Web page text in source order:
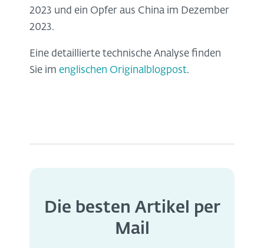
2023 und ein Opfer aus China im Dezember
2023.
Eine detaillierte technische Analyse finden
Sie im englischen Originalblogpost.
Die besten Artikel per
Mail